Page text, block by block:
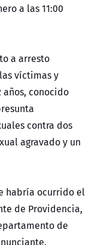
a las 11:00
a arresto
víctimas y
conocido
contra dos
agravado y un
habría ocurrido el
de Providencia,
de